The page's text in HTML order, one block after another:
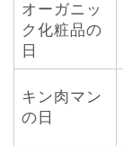
オーガニッ
ク化粧品の
日
キン肉マン
の日